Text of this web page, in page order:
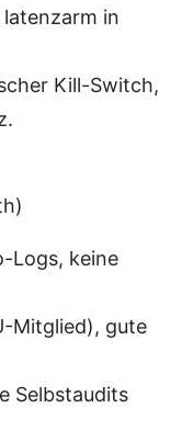
in
Kill-Switch,
Logs, keine
Mitglied), gute
Selbstaudits